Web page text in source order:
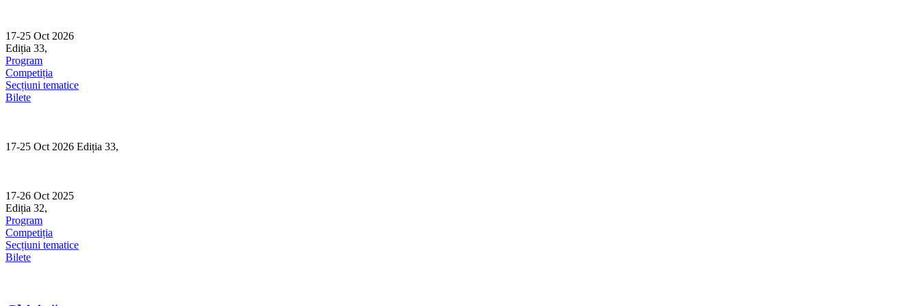
content
17-25 Oct 2026
Ediția 33,
Program
Competiția
Secțiuni tematice
Bilete
17-25 Oct 2026 Ediția 33,
17-26 Oct 2025
Ediția 32,
Program
Competiția
Secțiuni tematice
Bilete